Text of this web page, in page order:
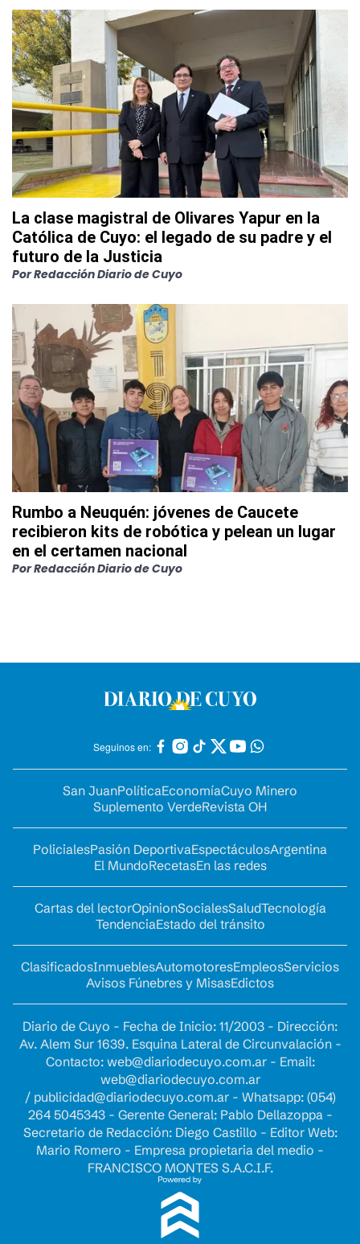
La clase magistral de Olivares Yapur en la
Católica de Cuyo: el legado de su padre y el
futuro de la Justicia
PorRedacción Diario de Cuyo
Rumbo a Neuquén: jóvenes de Caucete
recibieron kits de robótica y pelean un lugar
en el certamen nacional
PorRedacción Diario de Cuyo
Seguinos en:
San JuanPolíticaEconomíaCuyo Minero
Suplemento VerdeRevista OH
PolicialesPasión DeportivaEspectáculosArgentina
El MundoRecetasEn las redes
Cartas del lectorOpinionSocialesSaludTecnología
TendenciaEstado del tránsito
ClasificadosInmueblesAutomotoresEmpleosServicios
Avisos Fúnebres y MisasEdictos
Diario de Cuyo - Fecha de Inicio: 11/2003 - Dirección:
Av. Alem Sur 1639. Esquina Lateral de Circunvalación -
Contacto: web@diariodecuyo.com.ar- Email:
web@diariodecuyo.com.ar
/ publicidad@diariodecuyo.com.ar- Whatsapp: (054)
264 5045343 - Gerente General: Pablo Dellazoppa -
Secretario de Redacción: Diego Castillo - Editor Web:
Mario Romero - Empresa propietaria del medio -
FRANCISCO MONTES S.A.C.I.F.